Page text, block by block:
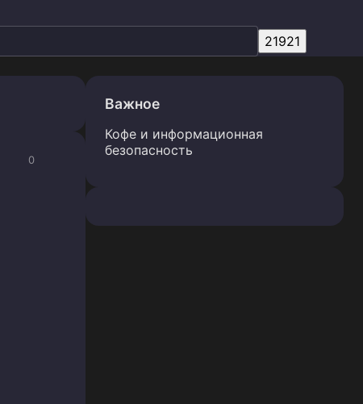
0
Важное
Кофе и информационная
безопасность